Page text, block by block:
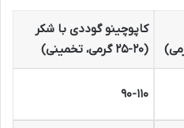
کاپوچینو گوددی با شکر
(۲۰-۲۵ گرمی، تخمینی)
۹۰-۱۱۰